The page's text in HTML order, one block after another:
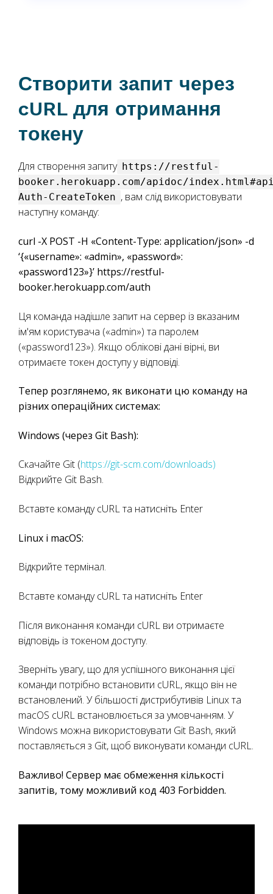
Створити запит через
cURL для отримання
токену
Для створення запиту https://restful-
booker.herokuapp.com/apidoc/
Auth-CreateToken , вам слід використовувати
наступну команду:
curl -X POST -H «Content-Type: application/json» -d
‘{«username»: «admin», «password»:
«password123»}’ https://restful-
booker.herokuapp.com/auth
Ця команда надішле запит на сервер із вказаним
ім'ям користувача («admin») та паролем
(«password123»). Якщо облікові дані вірні, ви
отримаєте токен доступу у відповіді.
Тепер розглянемо, як виконати цю команду на
різних операційних системах:
Windows (через Git Bash):
Скачайте Git (https://git-scm.com/downloads)
Відкрийте Git Bash.
Вставте команду cURL та натисніть Enter
Linux і macOS:
Відкрийте термінал.
Вставте команду cURL та натисніть Enter
Після виконання команди cURL ви отримаєте
відповідь із токеном доступу.
Зверніть увагу, що для успішного виконання цієї
команди потрібно встановити cURL, якщо він не
встановлений. У більшості дистрибутивів Linux та
macOS cURL встановлюється за умовчанням. У
Windows можна використовувати Git Bash, який
поставляється з Git, щоб виконувати команди cURL.
Важливо! Сервер має обмеження кількості
запитів, тому можливий код 403 Forbidden.